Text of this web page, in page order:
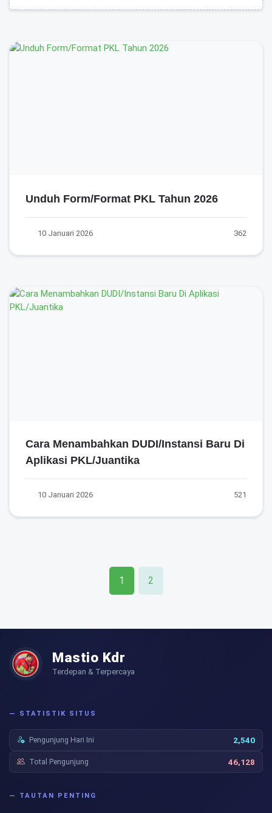
Unduh Form/Format PKL Tahun 2026
10 Januari 2026 362
Cara Menambahkan DUDI/Instansi Baru Di
Aplikasi PKL/Juantika
10 Januari 2026 521
1 2
Mastio Kdr
Terdepan & Terpercaya
— STATISTIK SITUS
Pengunjung Hari Ini 2,540
Total Pengunjung 46,128
— TAUTAN PENTING